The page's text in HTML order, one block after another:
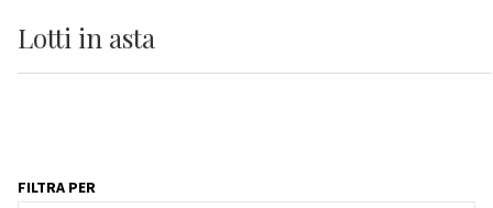
Lotti in asta
FILTRA PER